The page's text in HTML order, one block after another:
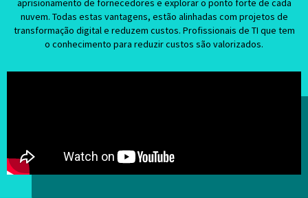
aprisionamento de fornecedores e explorar o ponto forte de cada
nuvem. Todas estas vantagens, estão alinhadas com projetos de
transformação digital e reduzem custos. Profissionais de TI que tem
o conhecimento para reduzir custos são valorizados.